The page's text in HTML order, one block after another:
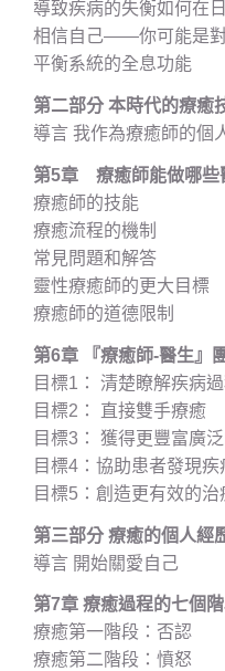
導致疾病的失衡如何在
相信自己——你可能是
平衡系統的全息功能
第二部分 本時代的療癒
導言 我作為療癒師的個
第5章 療癒師能做哪些
療癒師的技能
療癒流程的機制
常見問題和解答
靈性療癒師的更大目標
療癒師的道德限制
第6章 『療癒師-醫生』
目標1： 清楚瞭解疾病
目標2： 直接雙手療癒
目標3： 獲得更豐富廣
目標4：協助患者發現
目標5：創造更有效的
第三部分 療癒的個人經
導言 開始關愛自己
第7章 療癒過程的七個
療癒第一階段：否認
療癒第二階段：憤怒